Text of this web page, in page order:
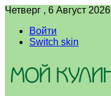
Четверг , 6 Август 2026
Войти
Switch skin